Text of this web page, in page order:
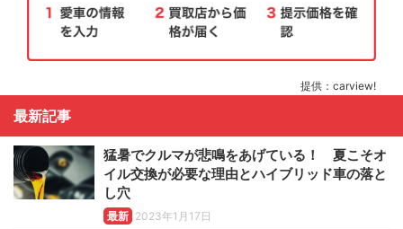
提供：carview!
最新記事
猛暑でクルマが悲鳴をあげている！ 夏こそオ
イル交換が必要な理由とハイブリッド車の落と
し穴
最新 2023年1月17日